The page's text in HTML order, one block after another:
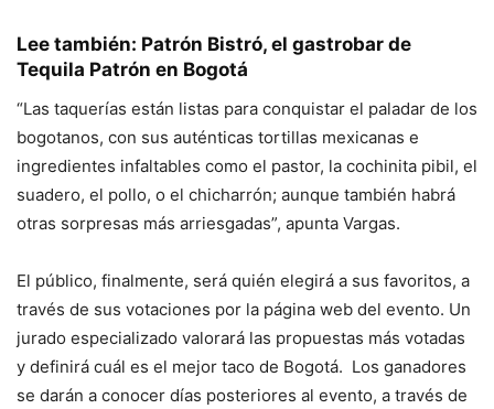
Lee también: Patrón Bistró, el gastrobar de
Tequila Patrón en Bogotá
“Las taquerías están listas para conquistar el paladar de los
bogotanos, con sus auténticas tortillas mexicanas e
ingredientes infaltables como el pastor, la cochinita pibil, el
suadero, el pollo, o el chicharrón; aunque también habrá
otras sorpresas más arriesgadas”, apunta Vargas.
El público, finalmente, será quién elegirá a sus favoritos, a
través de sus votaciones por la página web del evento. Un
jurado especializado valorará las propuestas más votadas
y definirá cuál es el mejor taco de Bogotá. Los ganadores
se darán a conocer días posteriores al evento, a través de